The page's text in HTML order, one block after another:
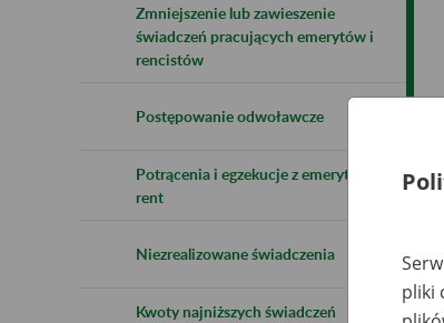
Zmniejszenie lub zawieszenie
świadczeń pracujących emerytów i
rencistów
Postępowanie odwoławcze
Potrącenia i egzekucje z emerytur i
rent
Niezrealizowane świadczenia
Kwoty najniższych świadczeń
pliki